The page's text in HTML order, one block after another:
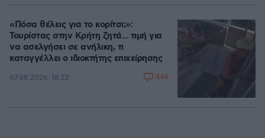
«Πόσα θέλεις για το κορίτσι;»:
Τουρίστας στην Κρήτη ζητά... τιμή για
να ασελγήσει σε ανήλικη, τι
καταγγέλλει ο ιδιοκτήτης επιχείρησης
07.08.2026, 18:22 444